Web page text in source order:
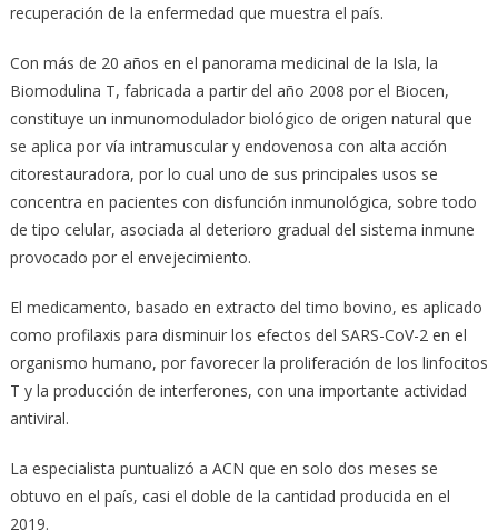
recuperación de la enfermedad que muestra el país.
Con más de 20 años en el panorama medicinal de la Isla, la
Biomodulina T, fabricada a partir del año 2008 por el Biocen,
constituye un inmunomodulador biológico de origen natural que
se aplica por vía intramuscular y endovenosa con alta acción
citorestauradora, por lo cual uno de sus principales usos se
concentra en pacientes con disfunción inmunológica, sobre todo
de tipo celular, asociada al deterioro gradual del sistema inmune
provocado por el envejecimiento.
El medicamento, basado en extracto del timo bovino, es aplicado
como profilaxis para disminuir los efectos del SARS-CoV-2 en el
organismo humano, por favorecer la proliferación de los linfocitos
T y la producción de interferones, con una importante actividad
antiviral.
La especialista puntualizó a ACN que en solo dos meses se
obtuvo en el país, casi el doble de la cantidad producida en el
2019.